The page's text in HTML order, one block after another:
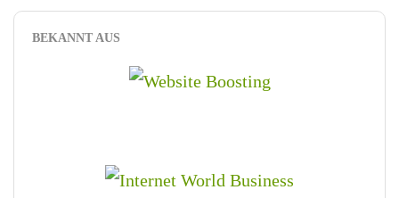
BEKANNT AUS